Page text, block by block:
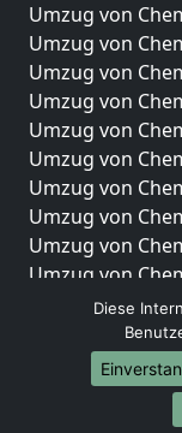
Umzug von
Umzug von
Umzug von
Umzug von
Umzug von
Umzug von
Umzug von
Umzug von
Umzug von
Umzug von
Umzug von
Umzug von
Umzug von
Diese